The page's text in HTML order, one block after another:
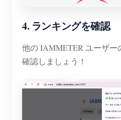
4. ランキングを確認
他の IAMMETER ユーザー
確認しましょう！